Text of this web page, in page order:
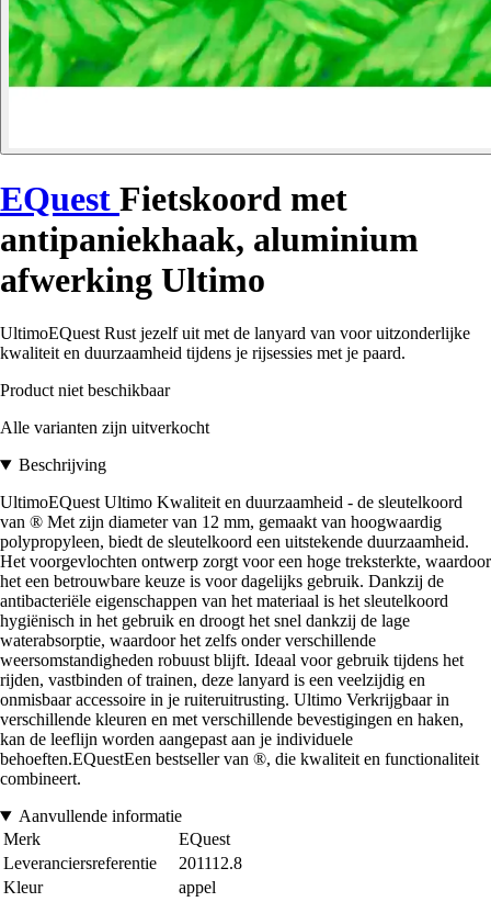
EQuest Fietskoord met
antipaniekhaak, aluminium
afwerking Ultimo
UltimoEQuest Rust jezelf uit met de lanyard van voor uitzonderlijke
kwaliteit en duurzaamheid tijdens je rijsessies met je paard.
Product niet beschikbaar
Alle varianten zijn uitverkocht
Beschrijving
UltimoEQuest Ultimo Kwaliteit en duurzaamheid - de sleutelkoord
van ® Met zijn diameter van 12 mm, gemaakt van hoogwaardig
polypropyleen, biedt de sleutelkoord een uitstekende duurzaamheid.
Het voorgevlochten ontwerp zorgt voor een hoge treksterkte, waardoor
het een betrouwbare keuze is voor dagelijks gebruik. Dankzij de
antibacteriële eigenschappen van het materiaal is het sleutelkoord
hygiënisch in het gebruik en droogt het snel dankzij de lage
waterabsorptie, waardoor het zelfs onder verschillende
weersomstandigheden robuust blijft. Ideaal voor gebruik tijdens het
rijden, vastbinden of trainen, deze lanyard is een veelzijdig en
onmisbaar accessoire in je ruiteruitrusting. Ultimo Verkrijgbaar in
verschillende kleuren en met verschillende bevestigingen en haken,
kan de leeflijn worden aangepast aan je individuele
behoeften.EQuestEen bestseller van ®, die kwaliteit en functionaliteit
combineert.
Aanvullende informatie
Merk
EQuest
Leveranciersreferentie
201112.8
Kleur
appel